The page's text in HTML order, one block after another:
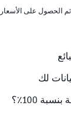
لك
100٪؟